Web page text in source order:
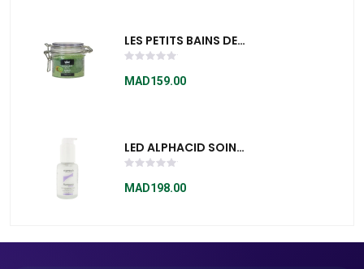
LES PETITS BAINS DE
PROVENCE
GOMMAGE
MAD159.00
LED ALPHACID SOIN
REDYNAMISANT
VISAGE 30ml
MAD198.00